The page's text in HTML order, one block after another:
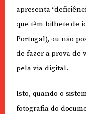
apresenta
que têm bilhete de
Portugal), ou não
de fazer a prova de
pela via digital.
Isto, quando o
fotografia do